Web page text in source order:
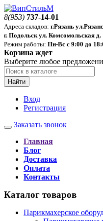
8(953) 737-14-01
Адреса складов: г.Рязань
г. Подольск ул. Комсомольская д.
Режим работы: Пн-Вс с 9:00 до
Корзина ждет
Выберите любое
Найти
Вход
Регистрация
Заказать звонок
Главная
Блог
Доставка
Оплата
Контакты
Каталог товаров
Парикмахерское